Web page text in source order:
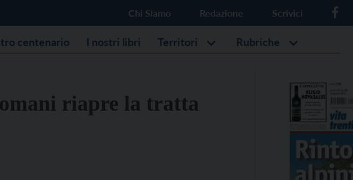
Chi Siamo Redazione Scrivici
centenario I nostri libri Territori Rubriche
riapre la tratta